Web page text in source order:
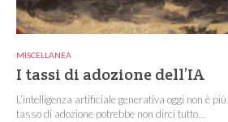
MISCELLANEA
I tassi di adozione dell’IA
L’intelligenza artificiale generativa oggi non è
tasso di adozione potrebbe non dirci tutto...